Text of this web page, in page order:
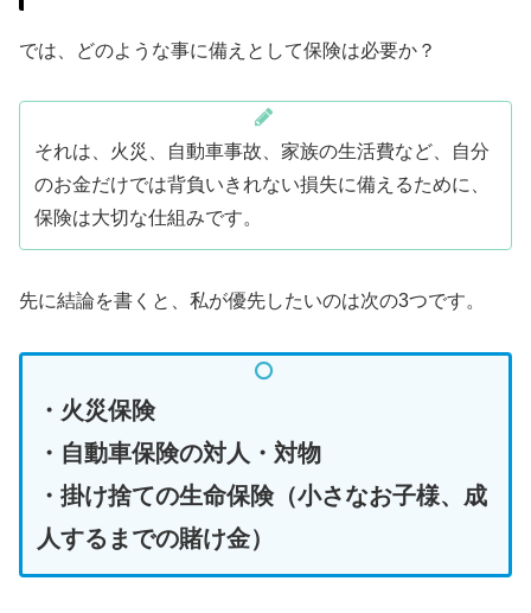
では、どのような事に備えとして保険は必要か？
それは、火災、自動車事故、家族の生活費など、自分
のお金だけでは背負いきれない損失に備えるために、
保険は大切な仕組みです。
先に結論を書くと、私が優先したいのは次の3つです。
・火災保険
・自動車保険の対人・対物
・掛け捨ての生命保険（小さなお子様、成
人するまでの賭け金）